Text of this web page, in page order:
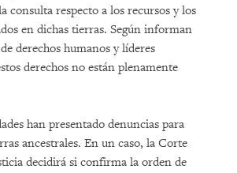
consulta respecto a los recursos y los
en dichas tierras. Según informan
derechos humanos y líderes
derechos no están plenamente
han presentado denuncias para
ancestrales. En un caso, la Corte
decidirá si confirma la orden de